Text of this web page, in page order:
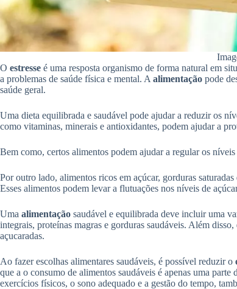
O estresse é uma resposta organismo de forma natural em
a problemas de saúde física e mental. A alimentação pode
saúde geral.
Uma dieta equilibrada e saudável pode ajudar a reduzir os
como vitaminas, minerais e antioxidantes, podem ajudar a
Bem como, certos alimentos podem ajudar a regular os
Por outro lado, alimentos ricos em açúcar, gorduras
Esses alimentos podem levar a flutuações nos níveis de
Uma alimentação saudável e equilibrada deve incluir uma
integrais, proteínas magras e gorduras saudáveis. Além
açucaradas.
Ao fazer escolhas alimentares saudáveis, é possível reduzir o
que a o consumo de alimentos saudáveis é apenas uma
exercícios físicos, o sono adequado e a gestão do tempo,